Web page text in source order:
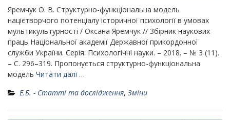
Яремчук О. В. Структурно-функціональна модель
націєтворчого потенціалу історичної психології в умовах
мультикультурності / Оксана Яремчук // Збірник наукових
праць Національної академії Державної прикордонної
служби України. Серія: Психологічні науки. – 2018. – № 3 (11).
– С. 296–319. Пропонується структурно-функціональна
модель Читати далі …
Е.Б. - Статті та дослідження, Зміни